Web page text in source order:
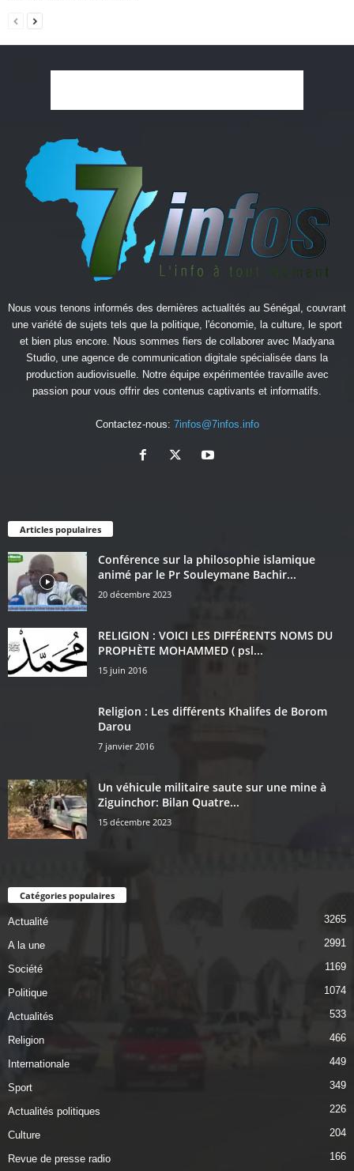
Nous vous tenons informés des dernières actualités au Sénégal, couvrant
une variété de sujets tels que la politique, l'économie, la culture, le sport
et bien plus encore. Nous sommes fiers de collaborer avec Madyana
Studio, une agence de communication digitale spécialisée dans la
production audiovisuelle. Notre équipe expérimentée travaille avec
passion pour vous offrir des contenus captivants et informatifs.
Contactez-nous: 7infos@7infos.info
Articles populaires
Conférence sur la philosophie islamique
animé par le Pr Souleymane Bachir...
20 décembre 2023
RELIGION : VOICI LES DIFFÉRENTS NOMS DU
PROPHÈTE MOHAMMED ( psl...
15 juin 2016
Religion : Les différents Khalifes de Borom
Darou
7 janvier 2016
Un véhicule militaire saute sur une mine à
Ziguinchor: Bilan Quatre...
15 décembre 2023
Catégories populaires
Actualité 3265
A la une 2991
Société 1169
Politique 1074
Actualités 533
Religion 466
Internationale 449
Sport 349
Actualités politiques 226
Culture 204
Revue de presse radio 166